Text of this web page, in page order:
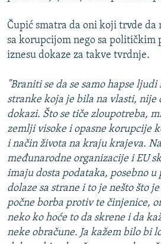
Čupić smatra da oni koji trvde da
sa korupcijom nego sa političkim
iznesu dokaze za takve tvrdnje.
"Braniti se da se samo hapse
stranke koja je bila na vlasti, nije
dokazi. Što se tiče zloupotreba,
zemlji visoke i opasne korupcije
i način života na kraju krajeva.
međunarodne organizacije i EU
imaju dosta podataka, posebno
dolaze sa strane i to je nešto što
počne borba protiv te činjenice,
neko ko hoće to da skrene i da
neke obračune. Ja kažem bilo bi